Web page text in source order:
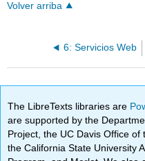
Volver arriba
6: Servicios Web
The LibreTexts libraries are
are supported by the
Project, the UC Davis Office of
the California State University